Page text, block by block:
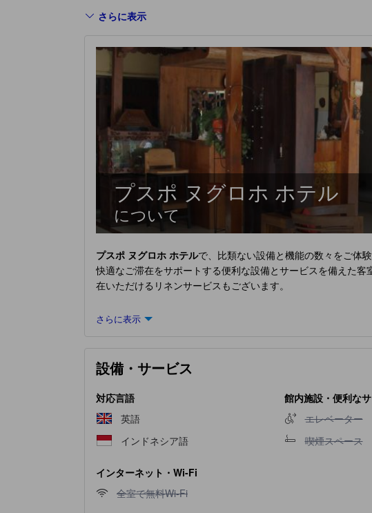
さらに表示
プスポ ヌグロホ ホテル
について
プスポ ヌグロホ ホテルで、比類ない設備と機能の数々をご体
快適なご滞在をサポートする便利な設備とサービスを備えた
在いただけるリネンサービスもございます。
さらに表示
設備・サービス
対応言語
英語
インドネシア語
インターネット・Wi-Fi
全室で無料Wi-Fi不可
全室で無料Wi-Fi
館内施設・便利な
エレベーター不可
エレベーター
喫煙スペース不可
喫煙スペース